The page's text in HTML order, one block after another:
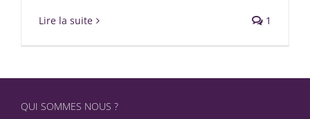
Lire la suite 1
QUI SOMMES NOUS ?